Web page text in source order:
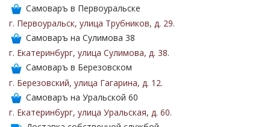
Самоваръ в Первоуральске
г. Первоуральск, улица Трубников, д. 29.
Самоваръ на Сулимова 38
г. Екатеринбург, улица Сулимова, д. 38.
Самоваръ в Березовском
г. Березовский, улица Гагарина, д. 12.
Самоваръ на Уральской 60
г. Екатеринбург, улица Уральская, д. 60.